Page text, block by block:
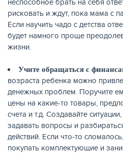
ЕЩЁ
неспособное брать на себя
рисковать и ждут, пока мама с
Если научить чадо с детства
будет намного проще
жизни.
Учите обращаться с
возраста ребенка можно
денежных проблем. Поручите
цены на какие-то товары,
счета и т.д. Создавайте
задавать вопросы и
действий. Если что-то
покупать комплектующие и